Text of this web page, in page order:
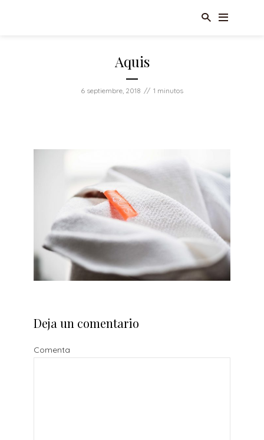
Aquis
6 septiembre, 2018 1 minutos
Deja un comentario
Comenta